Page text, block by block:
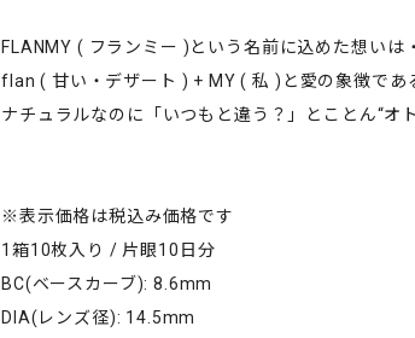
FLANMY ( フランミー )という名前に込めた想いは
flan ( 甘い・デザート ) + MY ( 私 )と愛の象徴であ
ナチュラルなのに「いつもと違う？」とことん“オ
※表示価格は税込み価格です
1箱10枚入り / 片眼10日分
BC(ベースカーブ): 8.6mm
DIA(レンズ径): 14.5mm